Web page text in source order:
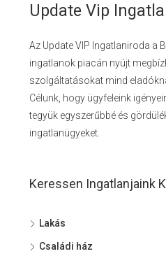
Update Vip
Az Update VIP Ingatlaniroda a
ingatlanok piacán nyújt
szolgáltatásokat mind
Célunk, hogy ügyfeleink
tegyük egyszerűbbé és
ingatlanügyeket.
Keressen Ingatlanjaink
Lakás
Családi ház